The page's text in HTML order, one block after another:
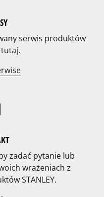
serwis produktów
tutaj.
zadać pytanie lub
wrażeniach z
STANLEY.